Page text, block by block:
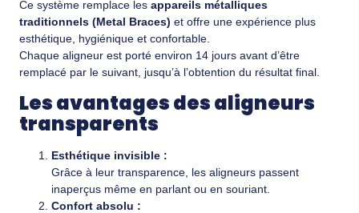
Ce système remplace les appareils métalliques
traditionnels (Metal Braces) et offre une expérience plus
esthétique, hygiénique et confortable.
Chaque aligneur est porté environ 14 jours avant d’être
remplacé par le suivant, jusqu’à l’obtention du résultat final.
Les avantages des aligneurs
transparents
Esthétique invisible :
Grâce à leur transparence, les aligneurs passent
inaperçus même en parlant ou en souriant.
Confort absolu :